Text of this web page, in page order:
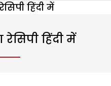
हिंदी में
हिंदी में